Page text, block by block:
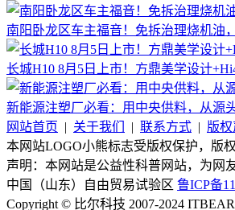
南阳卧龙区车主福音！免拆治理烧机油
长城H10 8月5日上市！方鼎美学设计
新能源注塑厂必看：用中央供料，从源
网站首页 | 关于我们 | 联系方式 | 版权
本网站LOGO小熊标志受版权保护，版
声明：本网站是公益性科普网站，为网
中国（山东）自由贸易试验区 鲁ICP备
Copyright © 比尔科技 2007-2024